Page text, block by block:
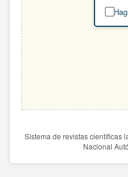
Sistema de revistas científicas
Nacional